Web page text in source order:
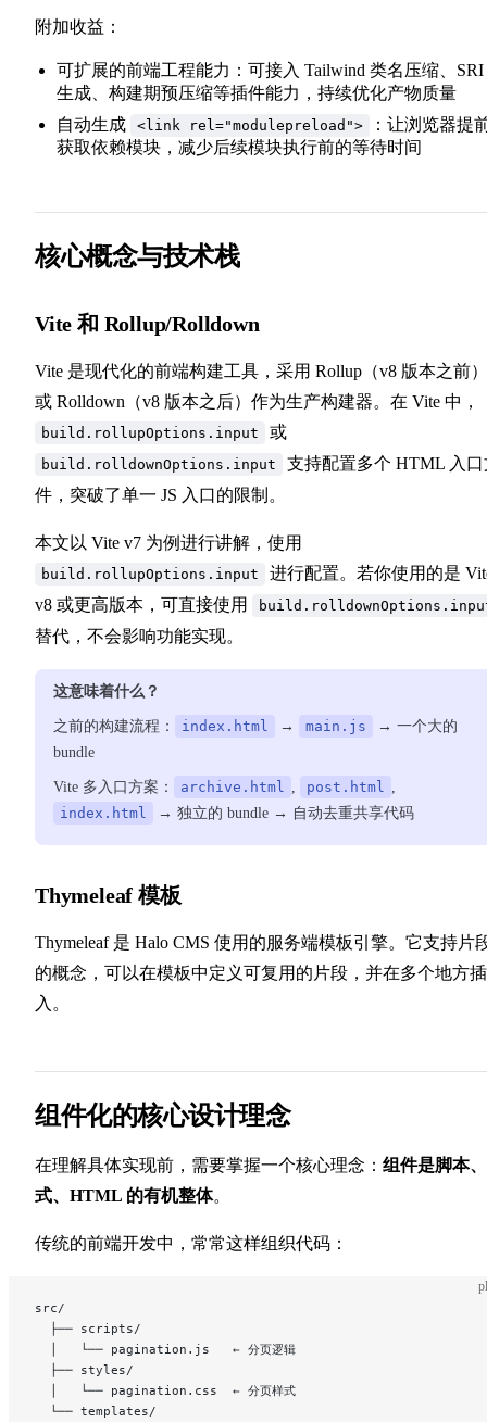
附加收益：
可扩展的前端工程能力：可接入 Tailwind 类名压缩、SRI
生成、构建期预压缩等插件能力，持续优化产物质量
自动生成
<link rel="modulepreload">
：让浏览器提
获取依赖模块，减少后续模块执行前的等待时间
核心概念与技术栈
Vite 和 Rollup/Rolldown
Vite 是现代化的前端构建工具，采用 Rollup（v8 版本之前）
或 Rolldown（v8 版本之后）作为生产构建器。在 Vite 中，
build.rollupOptions.input 或
build.rolldownOptions.input
支持配置多个 HTML 入口
件，突破了单一 JS 入口的限制。
本文以 Vite v7 为例进行讲解，使用
build.rollupOptions.input
进行配置。若你使用的是
v8 或更高版本，可直接使用
替代，不会影响功能实现。
这意味着什么？
之前的构建流程： index.html → main.js
→ 一个大的
bundle
Vite 多入口方案： archive.html post.html
index.html
→ 独立的 bundle → 自动去重共享代码
Thymeleaf 模板
Thymeleaf 是 Halo CMS 使用的服务端模板引擎。它支持片
的概念，可以在模板中定义可复用的片段，并在多个地方插
入。
组件化的核心设计理念
在理解具体实现前，需要掌握一个核心理念： 组件是脚本
式、HTML 的有机整体。
传统的前端开发中，常常这样组织代码：
src/
  ├── scripts/
  │   └── pagination.js   ← 分页逻辑
  ├── styles/
  │   └── pagination.css  ← 分页样式
  └── templates/